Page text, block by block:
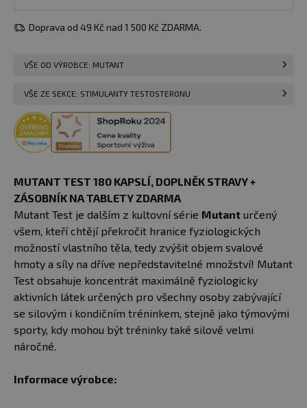
Doprava od 49 Kč nad 1 500 Kč ZDARMA.
VŠE OD VÝROBCE: MUTANT
VŠE ZE SEKCE: STIMULANTY TESTOSTERONU
MUTANT TEST 180 KAPSLÍ, DOPLNĚK STRAVY +
ZÁSOBNÍK NA TABLETY ZDARMA
Mutant Test je dalším z kultovní série Mutant určený
všem, kteří chtějí překročit hranice fyziologických
možností vlastního těla, tedy zvýšit objem svalové
hmoty a síly na dříve nepředstavitelné množství! Mutant
Test obsahuje koncentrát maximálně fyziologicky
aktivních látek určených pro všechny osoby zabývající
se silovým i kondičním tréninkem, stejně jako týmovými
sporty, kdy mohou být tréninky také silově velmi
náročné.
Informace výrobce: